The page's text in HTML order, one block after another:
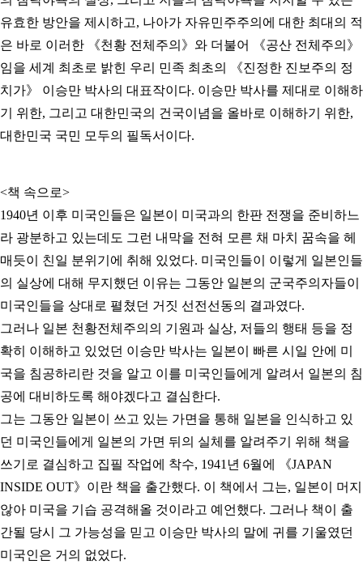
유효한 방안을 제시하고, 나아가 자유민주주의에 대한 최대의 적
은 바로 이러한 《천황 전체주의》와 더불어 《공산 전체주의》
임을 세계 최초로 밝힌 우리 민족 최초의 《진정한 진보주의 정
치가》 이승만 박사의 대표작이다. 이승만 박사를 제대로 이해하
기 위한, 그리고 대한민국의 건국이념을 올바로 이해하기 위한,
대한민국 국민 모두의 필독서이다.
<책 속으로>
1940년 이후 미국인들은 일본이 미국과의 한판 전쟁을 준비하느
라 광분하고 있는데도 그런 내막을 전혀 모른 채 마치 꿈속을 헤
매듯이 친일 분위기에 취해 있었다. 미국인들이 이렇게 일본인들
의 실상에 대해 무지했던 이유는 그동안 일본의 군국주의자들이
미국인들을 상대로 펼쳤던 거짓 선전선동의 결과였다.
그러나 일본 천황전체주의의 기원과 실상, 저들의 행태 등을 정
확히 이해하고 있었던 이승만 박사는 일본이 빠른 시일 안에 미
국을 침공하리란 것을 알고 이를 미국인들에게 알려서 일본의 침
공에 대비하도록 해야겠다고 결심한다.
그는 그동안 일본이 쓰고 있는 가면을 통해 일본을 인식하고 있
던 미국인들에게 일본의 가면 뒤의 실체를 알려주기 위해 책을
쓰기로 결심하고 집필 작업에 착수, 1941년 6월에 《JAPAN
INSIDE OUT》이란 책을 출간했다. 이 책에서 그는, 일본이 머지
않아 미국을 기습 공격해올 것이라고 예언했다. 그러나 책이 출
간될 당시 그 가능성을 믿고 이승만 박사의 말에 귀를 기울였던
미국인은 거의 없었다.